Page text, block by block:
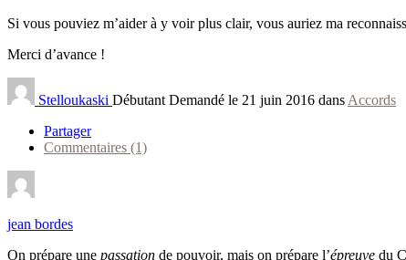
Si vous pouviez m’aider à y voir plus clair, vous auriez ma
Merci d’avance !
Stelloukaski Débutant Demandé le 21 juin 2016 dans Accords
Partager
Commentaires (1)
jean bordes
On prépare une passation de pouvoir, mais on prépare l’épreuve du